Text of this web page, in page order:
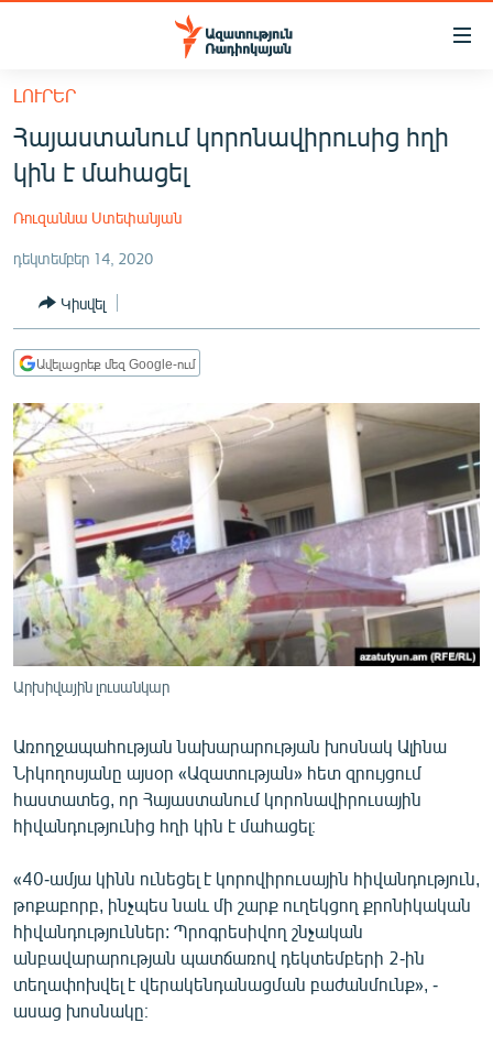
Մատչելիության
հիմնական
բովանդակությանը
Անցնել
հիմնական
մենյուին
ՀԱՅԱՍՏԱՆ
ՔԱՂԱՔԱԿԱՆ
ԸՆՏՐՈՒԹՅՈՒՆՆԵՐ 2026
ԻՐԱՎՈՒՆՔ
ՀԱՍԱՐԱԿՈՒԹՅՈՒՆ
ՏՆՏԵՍՈՒԹՅՈՒՆ
ՊԱՏԵՐԱԶՄԻ 6 ՇԱԲԱԹՆԵՐԸ
ՏԱՐԱԾԱՇՐՋԱՆ
ՄԻՋԱԶԳԱՅԻՆ
ՄՇԱԿՈՒՅԹ
ՍՊՈՐՏ
ՄԵԿՆԱԲԱՆՈՒԹՅՈՒՆ
ՏՏ ԵՒ ԻՆՏԵՐՆԵՏ
ԱՐԽԻՎ
ՏԵՍԱՆՅՈՒԹԵՐ
ԲԱՆԱՎԵՃ
ՁԳՏԵԼՈՎ ԼԱՎԱԳՈՒՅՆԻՆ
ՓՈԴՔԱՍԹ
Հայերեն
English
ԼՈՒՐԵՐ
Հայաստանում կորոնավիրուսից հղի
կին է մահացել
Ռուզաննա Ստեփանյան
դեկտեմբեր 14, 2020
Կիսվել
Ավելացրեք մեզ Google-ում
Արխիվային լուսանկար
Առողջապահության նախարարության խոսնակ Ալինա
Նիկողոսյանը այսօր «Ազատության» հետ զրույցում
հաստատեց, որ Հայաստանում կորոնավիրուսային
հիվանդությունից հղի կին է մահացել։
«40-ամյա կինն ունեցել է կորովիրուսային հիվանդություն,
թոքաբորբ, ինչպես նաև մի շարք ուղեկցող քրոնիկական
հիվանդություններ: Պրոգրեսիվող շնչական
անբավարարության պատճառով դեկտեմբերի 2-ին
տեղափոխվել է վերակենդանացման բաժանմունք», -
ասաց խոսնակը։